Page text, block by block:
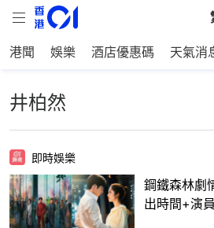
港聞 娛樂 酒店優惠碼 天氣消
井柏然
即時娛樂
鋼鐵森林劇
出時間+演